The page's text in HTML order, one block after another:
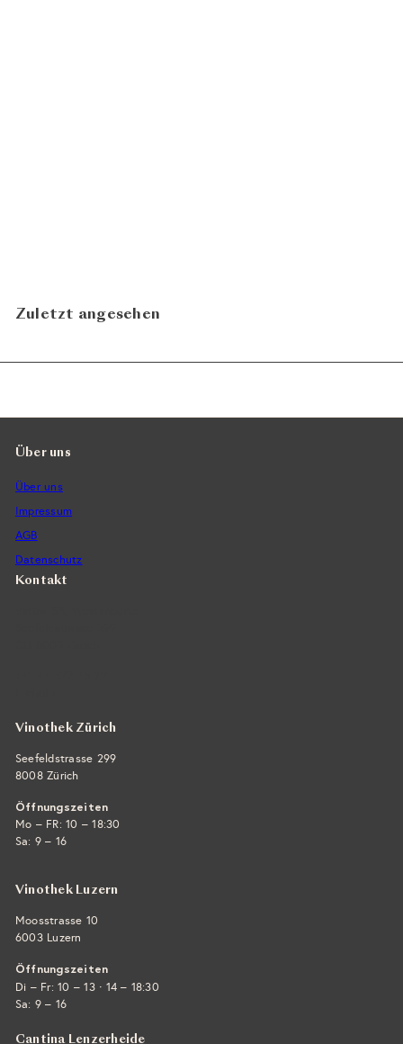
Zuletzt angesehen
Über uns
Über uns
Impressum
AGB
Datenschutz
Kontakt
Vinothek Zürich
Seefeldstrasse 299
8008 Zürich
Öffnungszeiten
Mo – FR: 10 – 18:30
Sa: 9 – 16
Vinothek Luzern
Moosstrasse 10
6003 Luzern
Öffnungszeiten
Di – Fr: 10 – 13 · 14 – 18:30
Sa: 9 – 16
Cantina Lenzerheide